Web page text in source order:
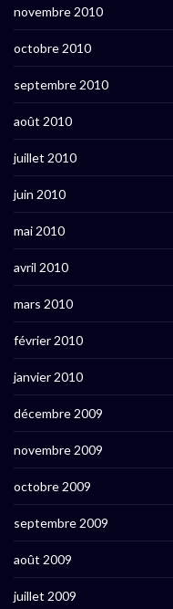
novembre 2010
octobre 2010
septembre 2010
août 2010
juillet 2010
juin 2010
mai 2010
avril 2010
mars 2010
février 2010
janvier 2010
décembre 2009
novembre 2009
octobre 2009
septembre 2009
août 2009
juillet 2009